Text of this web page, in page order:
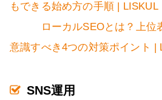
もできる始め方の手順 | LISKUL
ローカルSEOとは？上位
意識すべき4つの対策ポイント |
SNS運用